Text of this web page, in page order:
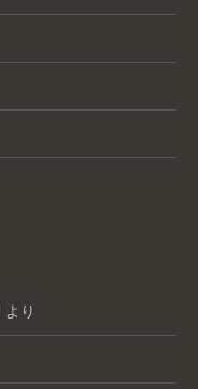
より